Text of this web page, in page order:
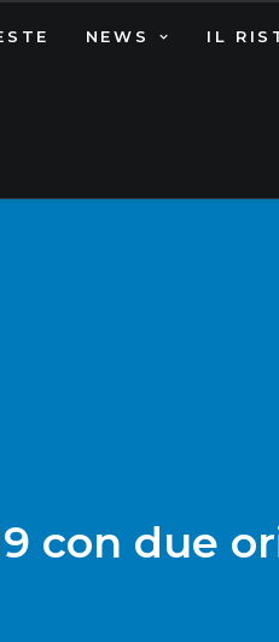
NEWS IL
con due